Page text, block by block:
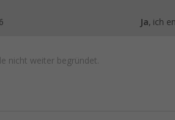
Ja, ich
nicht weiter begründet.